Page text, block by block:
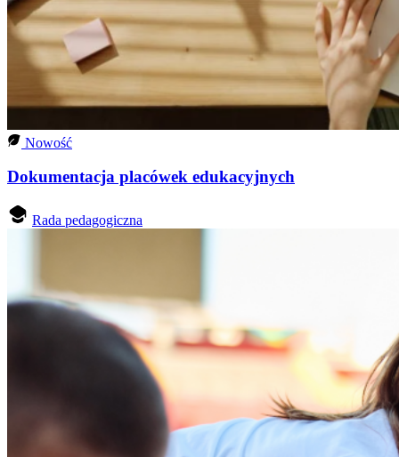
Nowość
Dokumentacja placówek edukacyjnych
Rada pedagogiczna